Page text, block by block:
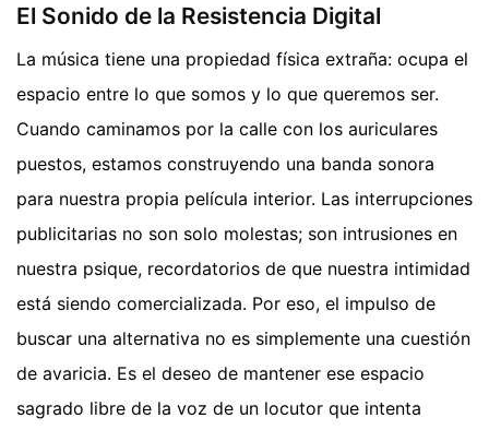
El Sonido de la Resistencia Digital
La música tiene una propiedad física extraña: ocupa el
espacio entre lo que somos y lo que queremos ser.
Cuando caminamos por la calle con los auriculares
puestos, estamos construyendo una banda sonora
para nuestra propia película interior. Las interrupciones
publicitarias no son solo molestas; son intrusiones en
nuestra psique, recordatorios de que nuestra intimidad
está siendo comercializada. Por eso, el impulso de
buscar una alternativa no es simplemente una cuestión
de avaricia. Es el deseo de mantener ese espacio
sagrado libre de la voz de un locutor que intenta